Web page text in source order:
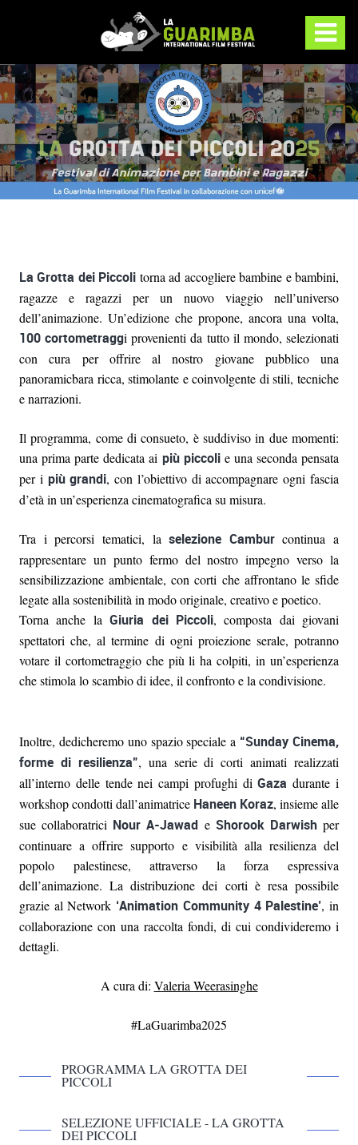
La Grotta dei Piccoli torna ad accogliere bambine e bambini,
ragazze e ragazzi per un nuovo viaggio nell’universo
dell’animazione. Un’edizione che propone, ancora una volta,
100 cortometraggi provenienti da tutto il mondo, selezionati
con cura per offrire al nostro giovane pubblico una
panoramicbara ricca, stimolante e coinvolgente di stili, tecniche
e narrazioni.
Il programma, come di consueto, è suddiviso in due momenti:
una prima parte dedicata ai più piccolie una seconda pensata
per i più grandi, con l’obiettivo di accompagnare ogni fascia
d’età in un’esperienza cinematografica su misura.
Tra i percorsi tematici, laselezione Camburcontinua a
rappresentare un punto fermo del nostro impegno verso la
sensibilizzazione ambientale, con corti che affrontano le sfide
legate alla sostenibilità in modo originale, creativo e poetico.
Torna anche laGiuria dei Piccoli, composta dai giovani
spettatori che, al termine di ogni proiezione serale, potranno
votare il cortometraggio che più li ha colpiti, in un’esperienza
che stimola lo scambio di idee, il confronto e la condivisione.
Inoltre, dedicheremo uno spazio speciale a “Sunday Cinema,
forme di resilienza”, una serie di corti animati realizzati
all’interno delle tende nei campi profughi diGaza durante i
workshop condotti dall’animatrice Haneen Koraz, insieme alle
sue collaboratrici Nour A-Jawad e Shorook Darwishper
continuare a offrire supporto e visibilità alla resilienza del
popolo palestinese, attraverso la forza espressiva
dell’animazione. La distribuzione dei corti è resa possibile
grazie al Network ‘Animation Community 4 Palestine’, in
collaborazione con una raccolta fondi, di cui condivideremo i
dettagli.
A cura di: Valeria Weerasinghe
#LaGuarimba2025
PROGRAMMA LA GROTTA DEI
PICCOLI
SELEZIONE UFFICIALE - LA GROTTA
DEI PICCOLI